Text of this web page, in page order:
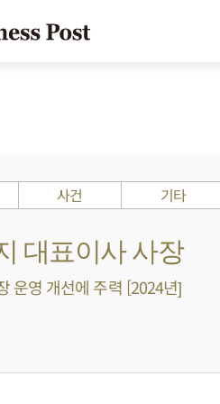
사건 기타
대표이사 사장
운영 개선에 주력 [2024년]